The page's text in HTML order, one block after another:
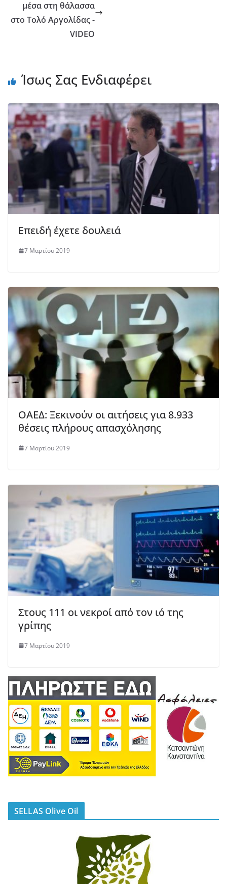
μέσα στη θάλασσα
στο Τολό Αργολίδας -
VIDEO
Ίσως Σας Ενδιαφέρει
Επειδή έχετε δουλειά
7 Μαρτίου 2019
ΟΑΕΔ: Ξεκινούν οι αιτήσεις για 8.933
θέσεις πλήρους απασχόλησης
7 Μαρτίου 2019
Στους 111 οι νεκροί από τον ιό της
γρίπης
7 Μαρτίου 2019
SELLAS Olive Oil